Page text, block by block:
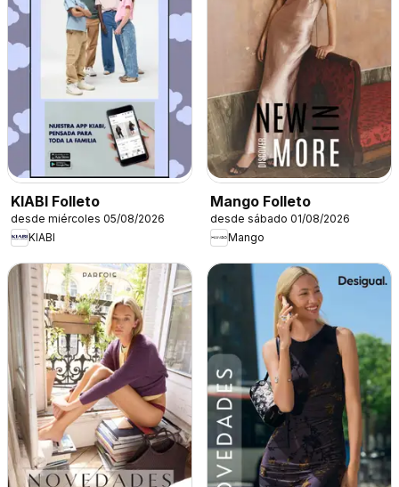
KIABI Folleto
desde miércoles 05/08/2026
KIABI
Mango Folleto
desde sábado 01/08/2026
Mango